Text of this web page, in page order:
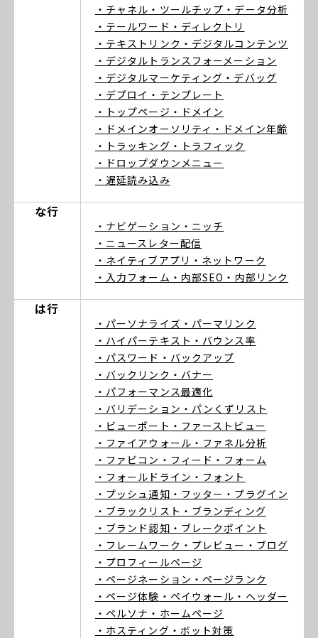
・チャネル ・ツールチップ ・データ分析
・テールワード ・ディレクトリ
・テキストリンク ・デジタルコンテンツ
・デジタルトランスフォーメーション
・デジタルマーケティング ・デバッグ
・デプロイ ・テンプレート
・トップページ ・ドメイン
・ドメインオーソリティ ・ドメイン年齢
・トラッキング ・トラフィック
・ドロップダウンメニュー
・遅延読み込み
な行
・ナビゲーション ・ニッチ
・ニュースレター配信
・ネイティブアプリ ・ネットワーク
・入力フォーム ・内部SEO ・内部リンク
は行
・パーソナライズ ・パーマリンク
・ハイパーテキスト ・バウンス率
・パスワード ・バックアップ
・バックリンク ・バナー
・パフォーマンス最適化
・バリデーション ・パンくずリスト
・ビューポート ・ファーストビュー
・ファイアウォール ・ファネル分析
・ファビコン ・フィード ・フォーム
・フォールドライン ・フォント
・プッシュ通知 ・フッター ・プラグイン
・ブラックリスト ・ブランディング
・ブランド認知 ・ブレークポイント
・フレームワーク ・プレビュー ・ブログ
・プロフィールページ
・ページネーション ・ページランク
・ページ体験 ・ペイウォール ・ヘッダー
・ペルソナ ・ホームページ
・ホスティング ・ボット対策